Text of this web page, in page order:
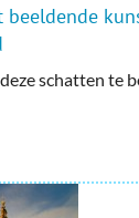
schatten te